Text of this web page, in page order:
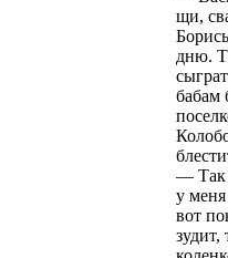
щи,
дню.
бабам
— Так
у
вот